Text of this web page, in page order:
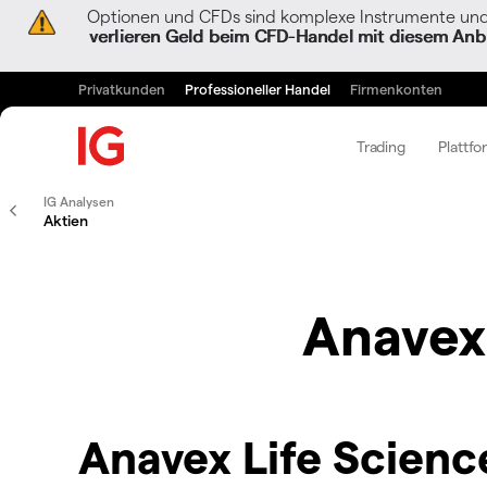
Optionen und CFDs sind komplexe Instrumente
verlieren Geld beim CFD-Handel mit diesem
Privatkunden Professioneller Handel Firmenkonten
Trading
IG Analysen
Aktien
Anavex Life